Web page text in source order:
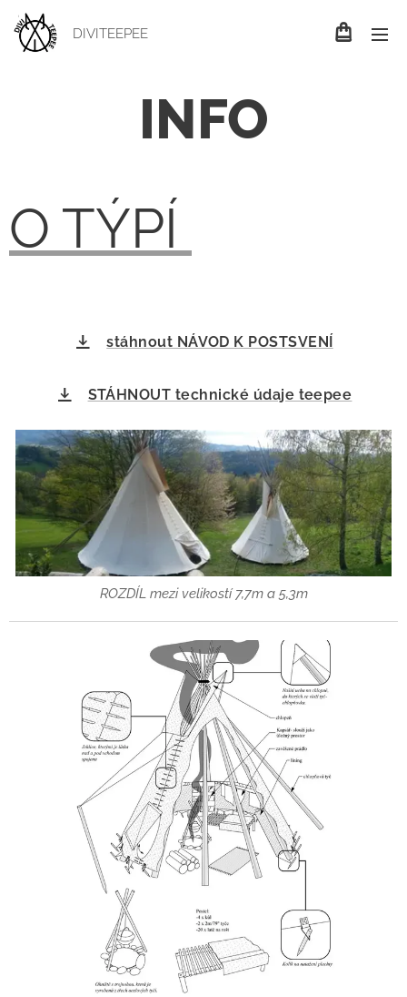
DIVITEEPEE
INFO
O TÝPÍ
stáhnout NÁVOD K POSTSVENÍ
STÁHNOUT technické údaje teepee
ROZDÍL mezi velikostí 7,7m a 5,3m